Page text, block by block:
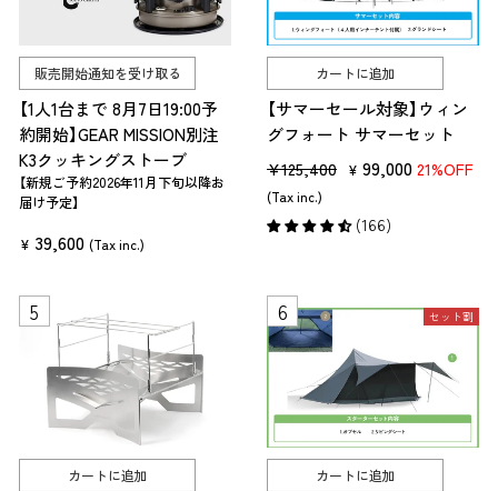
の字で寝る家族が多いようです。
ここからは各アイテムの特徴や選び方を、詳しく紹介していきます。
種類①コット
コットは、アウトドア用の簡易ベッドです。コットには以下のようなメ
リットがあります。
底つき感を解消できる
地面の冷えが伝わりにくく冬は温かい
コットを選ぶ際は、組み立て方法・高さ・使用サイズ・収納サイズ・重量の
4つのポイントを押さえましょう。
コット選び 4つのポイント早見表
選ぶポイント 特徴
販売開始通知を受け取る
【1人1台まで 8月7日19:00予
約開始】GEAR MISSION別注
K3クッキングストーブ
【新規ご予約2026年11月下旬以降お
届け予定】
¥ 39,600 (Tax inc.)
カートに追加
【サマーセール対象】ウィン
グフォート サマーセット
販
売
価
¥125,400 セ
ル
¥ 99,000 21%OFF
(Tax inc.)
(166)
カートに追加
セット割
カートに追加